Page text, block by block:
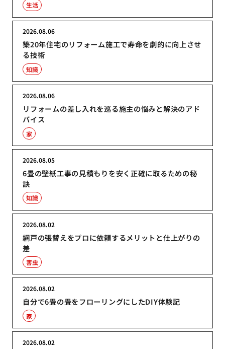
生活
築20年住宅のリフォーム施工で寿命を劇的に向上させ
る技術
2026.08.06
知識
リフォームの差し入れを巡る施主の悩みと解決のアド
バイス
2026.08.06
家
6畳の壁紙工事の見積もりを安く正確に取るための秘
訣
2026.08.05
知識
網戸の張替えをプロに依頼するメリットと仕上がりの
差
2026.08.02
害虫
自分で6畳の畳をフローリングにしたDIY体験記
2026.08.02
家
2026.08.02